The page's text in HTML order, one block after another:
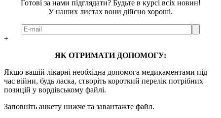
Готові за нами підглядати? Будьте в курсі всіх новин!
У наших листах вони дійсно хороші.
+
ЯК ОТРИМАТИ ДОПОМОГУ:
Якщо вашій лікарні необхідна допомога медикаментами під
час війни, будь ласка, створіть короткий перелік потрібних
позицій у вордівському файлі.
Заповніть анкету нижче та завантажте файл.